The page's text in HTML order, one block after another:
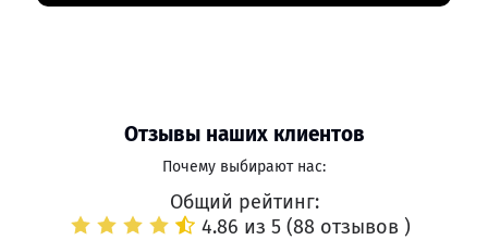
Отзывы наших клиентов
Почему выбирают нас:
Общий рейтинг:
4.86 из 5 (88 отзывов )